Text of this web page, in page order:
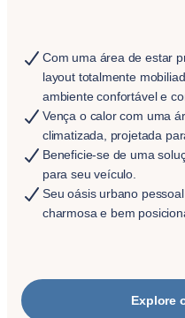
Com uma área de estar
layout totalmente
ambiente confortável e
Vença o calor com uma
climatizada, projetada
Beneficie-se de uma
para seu veículo.
Seu oásis urbano
charmosa e bem
Explore